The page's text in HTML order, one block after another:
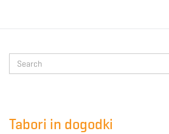
e
Tabori in dogodki